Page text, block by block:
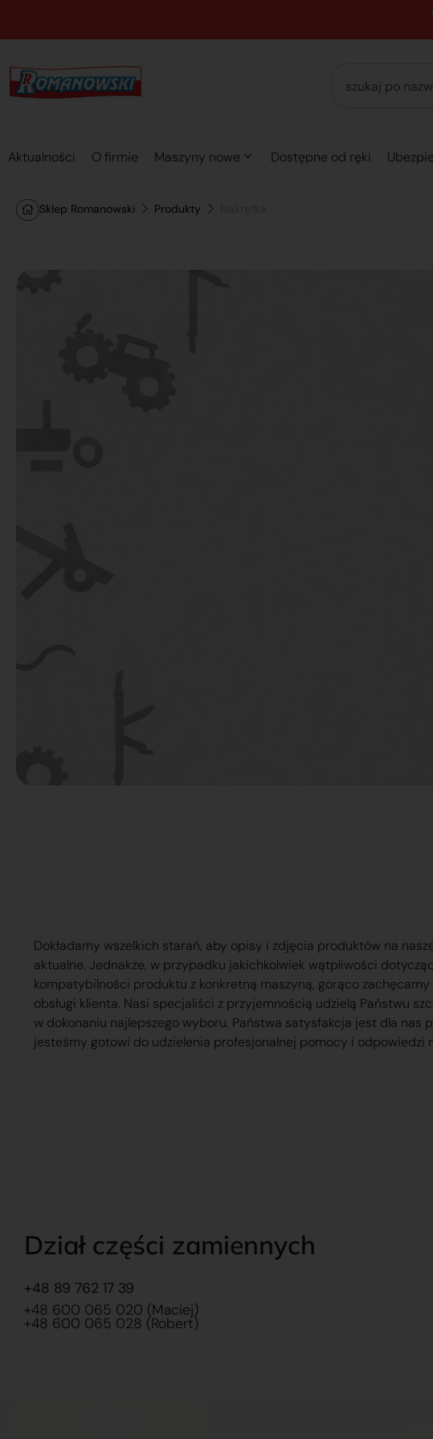
Aktualności O firmie Maszyny nowe Dostępne od ręki
Sklep Romanowski Produkty
Dokładamy wszelkich starań, aby opisy i zdjęcia produktów na
aktualne. Jednakże, w przypadku jakichkolwiek wątpliwości
kompatybilności produktu z konkretną maszyną, gorąco zachęcamy
obsługi klienta. Nasi specjaliści z przyjemnością udzielą Państwu
w dokonaniu najlepszego wyboru. Państwa satysfakcja jest dla nas
jesteśmy gotowi do udzielenia profesjonalnej pomocy i odpowiedzi
Dział części zamiennych
+48 89 762 17 39
+48 600 065 020 (Maciej)
+48 600 065 028 (Robert)